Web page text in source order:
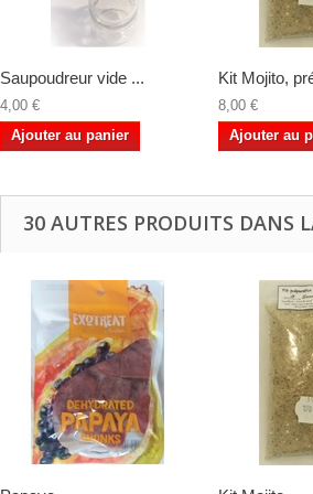
Saupoudreur vide ...
4,00 €
Ajouter au panier
Kit Mojito,
8,00 €
Ajouter au
30 AUTRES PRODUITS DANS